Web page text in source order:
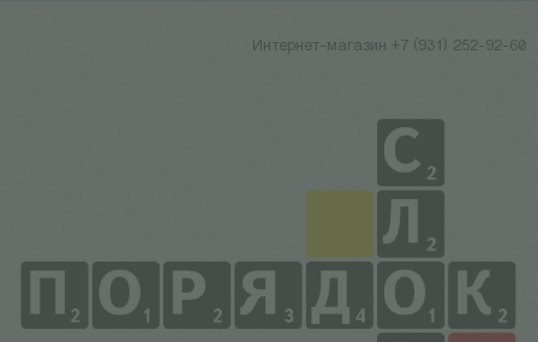
Интернет-магазин +7 (931) 252-92-60